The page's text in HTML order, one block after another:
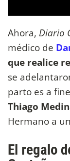
Ahora, Diario
médico de
que realice
se
parto es a
Thiago
Hermano a
El regalo